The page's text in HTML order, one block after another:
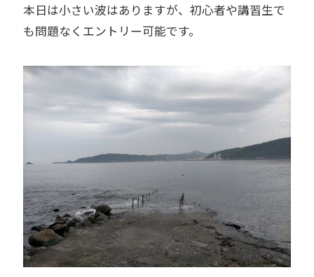
本日は小さい波はありますが、初心者や講習生で
も問題なくエントリー可能です。